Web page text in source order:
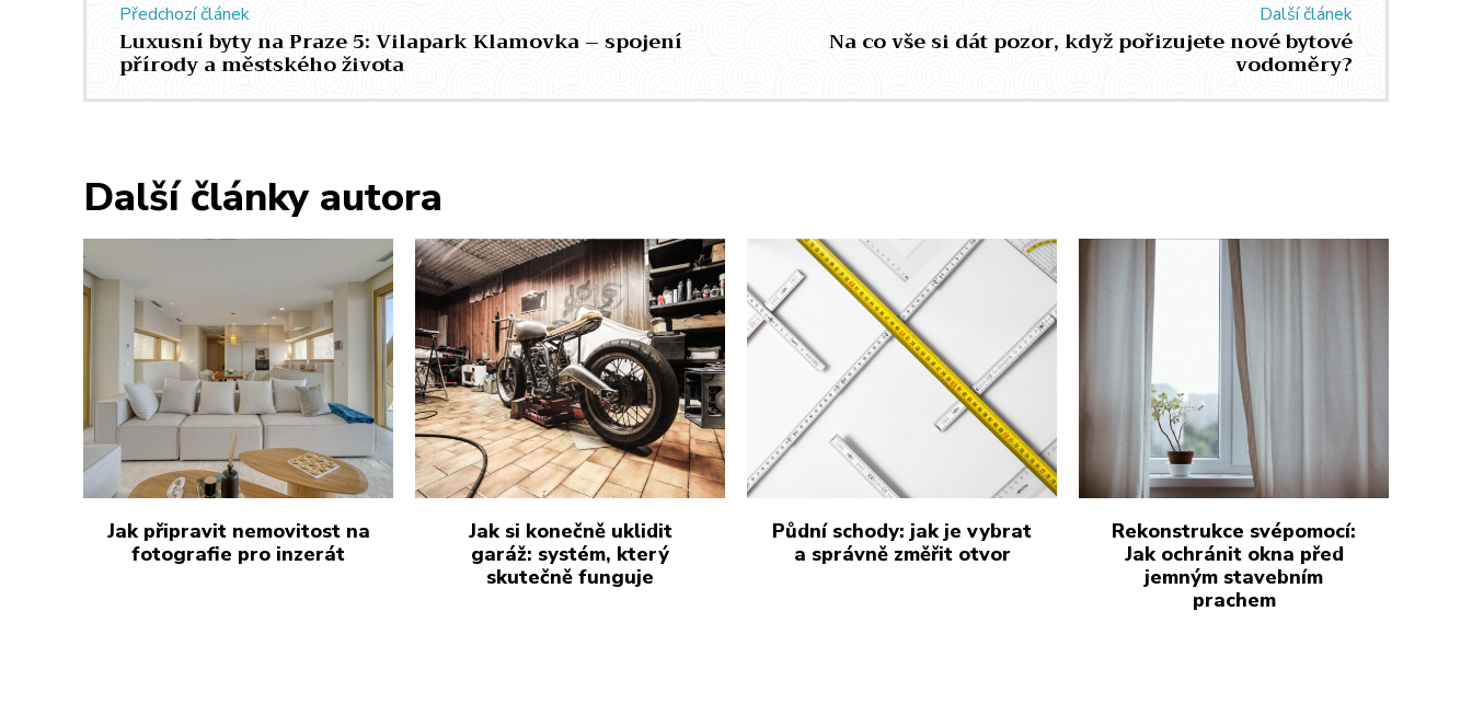
Předchozí článek
Luxusní byty na Praze 5: Vilapark Klamovka – spojení
přírody a městského života
Další článek
Na co vše si dát pozor, když pořizujete nové bytové
vodoměry?
Další články autora
Jak připravit nemovitost na
fotografie pro inzerát
Jak si konečně uklidit
garáž: systém, který
skutečně funguje
Půdní schody: jak je vybrat
a správně změřit otvor
Rekonstrukce svépomocí:
Jak ochránit okna před
jemným stavebním
prachem